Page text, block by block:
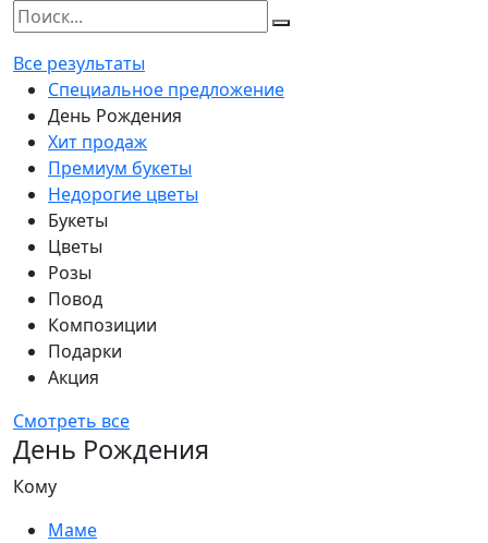
Все результаты
Специальное предложение
День Рождения
Хит продаж
Премиум букеты
Недорогие цветы
Букеты
Цветы
Розы
Повод
Композиции
Подарки
Акция
Смотреть все
День Рождения
Кому
Маме